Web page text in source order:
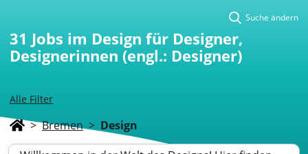
Alle Filter
Suche ändern
31 Jobs im Design für Designer,
Designerinnen (engl.: Designer)
> Bremen > Design